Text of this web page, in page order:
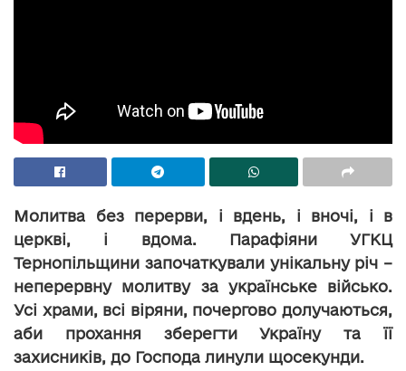
Молитва без перерви, і вдень, і вночі, і в
церкві, і вдома. Парафіяни УГКЦ
Тернопільщини започаткували унікальну річ –
неперервну молитву за українське військо.
Усі храми, всі віряни, почергово долучаються,
аби прохання зберегти Україну та її
захисників, до Господа линули щосекунди.